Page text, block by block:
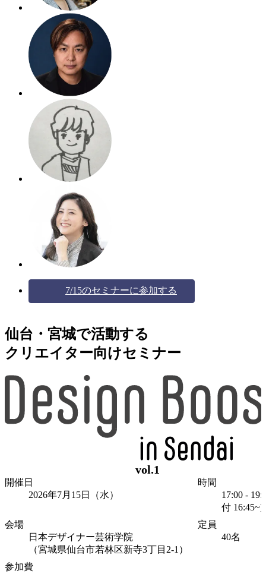
7/15のセミナーに参加する
仙台・宮城で活動する
クリエイター向けセミナー
vol.1
開催日
2026年7月15日
（水）
時間
17:00 -
付 16:45~]
会場
日本デザイナー芸術学院
（宮城県仙台市若林区新寺3丁目2-1）
定員
40名
参加費